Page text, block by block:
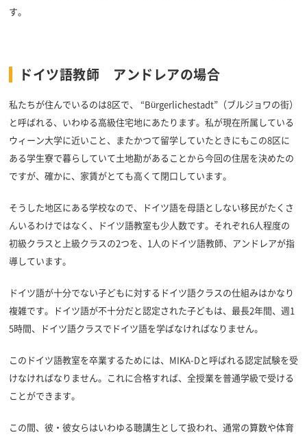
す。
ドイツ語教師 アンドレアの場合
私たちが住んでいるのは8区で、 “Bürgerlichestadt”（ブルジョワの街）
と呼ばれる、いわゆる高級住宅地にあたります。私が現在所属している
ウィーン大学に近いこと、またかつて留学していたときにもこの8区に
ある学生寮で暮らしていて土地勘があることから今回の住居を決めたの
ですが、確かに、家賃がとても高くて閉口しています。
そうした地区にある学校なので、ドイツ語を母語としない移民がたくさ
んいるわけではなく、ドイツ語教室も少人数です。それぞれ6人程度の
初級クラスと上級クラスの2つを、1人のドイツ語教師、アンドレアが指
導しています。
ドイツ語が十分でない子どもに対するドイツ語クラスの仕組みはかなり
複雑です。ドイツ語が不十分だと認定された子どもは、最長2年間、週1
5時間、ドイツ語クラスでドイツ語を学ばなければなりません。
このドイツ語教室を卒業するためには、MIKA-Dと呼ばれる認定試験を受
けなければなりません。これに合格すれば、全授業を普通学級で受ける
ことができます。
この間、彼・彼女らはいわゆる聴講生として扱われ、通常の算数や体育